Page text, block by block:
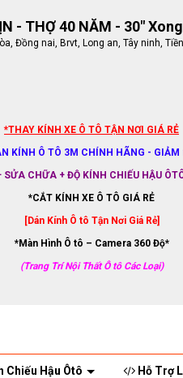
- THỢ 40 NĂM - 30"
Đồng nai, Brvt, Long an, Tây ninh,
*THAY KÍNH XE Ô TÔ TẬN NƠI GIÁ RẺ
KÍNH Ô TÔ 3M CHÍNH HÃNG - GIẢM
SỬA CHỮA + ĐỘ KÍNH CHIẾU HẬU
*CẮT KÍNH XE Ô TÔ GIÁ RẺ
[Dán Kính Ô tô Tận Nơi Giá Rẻ]
*Màn Hình Ô tô – Camera 360 Độ*
(Trang Trí Nội Thất Ô tô Các Loại)
Chiếu Hậu Ôtô Hỗ Trợ